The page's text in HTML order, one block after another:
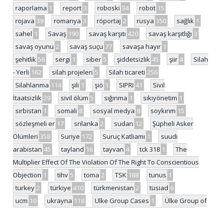
raporlama 1 report 3 roboski 34 robot 15
rojava 39 romanya 3 röportaj 2 rusya 150 sağlık 1
sahel 1 Savaş 190 savaş karşıtı 420 savaş karşıtlığı 3
savaş oyunu 2 savaş suçu 77 savaşa hayır 1
şehitlik 56 sergi 1 siber 5 şiddetsizlik 45 şiir 4
Silah
- Yerli 162 silah projeleri 5 Silah ticareti 256
Silahlanma 114 şili 1 şiö 1 SIPRI 41
Sivil
İtaatsizlik 29 sivil ölüm 5 sığınma 1 sıkıyönetim 1
sırbistan 1 somali 8 sosyal medya 8 soykırım 15
sözleşmeli er 17 srilanka 2 sudan 12
Şüpheli Asker
Ölümleri 358 Suriye 172 Suruç Katliamı 1
suudi
arabistan 45 tayland 16 tayvan 4 tck 318 1
The
Multiplier Effect Of The Violation Of The Right To Conscientious
Objection 1 tihv 5 toma 2 TSK 188 tunus 1
turkey 2 türkiye 410 türkmenistan 2 tüsiad 6
ucm 10 ukrayna 118 Ulke Group Cases 1
Ülke Group of